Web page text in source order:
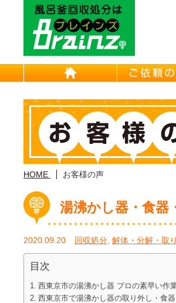
東京/埼
HOME
HOME お客様の声
湯沸かし器・食器
2020.09.20 回収処分 解体・分解・取
目次
西東京市の湯沸かし器 プロの素早い作
西東京市で湯沸かし器の取り外し・食